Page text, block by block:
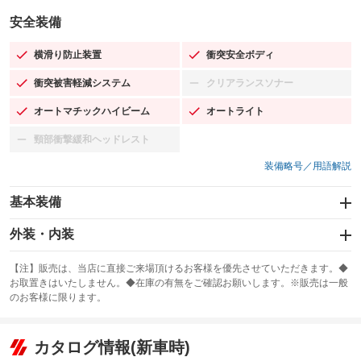
安全装備
横滑り防止装置
：装備あり 衝突安全ボディ
：装備あり
衝突被害軽減システム
：装備あり クリアランスソナー
：装備なし
オートマチックハイビーム
：装備あり オートライト
：装備あり
頸部衝撃緩和ヘッドレスト
：装備なし
装備略号／用語解説
基本装備
エアバッグ：運転席/助手席/サイド
：装備あり
：装備あり
サンルーフ
：装備なし ABS
リフトアップ
：装備なし
外装・内装
カーナビ
：装備なし
TV
：装備なし
ビジュアル
：装備なし
【注】販売は、当店に直接ご来場頂けるお客様を優先させていただきます。◆
お取置きはいたしません。◆在庫の有無をご確認お願いします。※販売は一般
のお客様に限ります。
カタログ情報(新車時)